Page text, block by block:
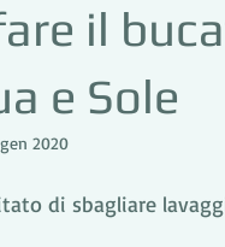
il
e Sole
2020
di sbagliare